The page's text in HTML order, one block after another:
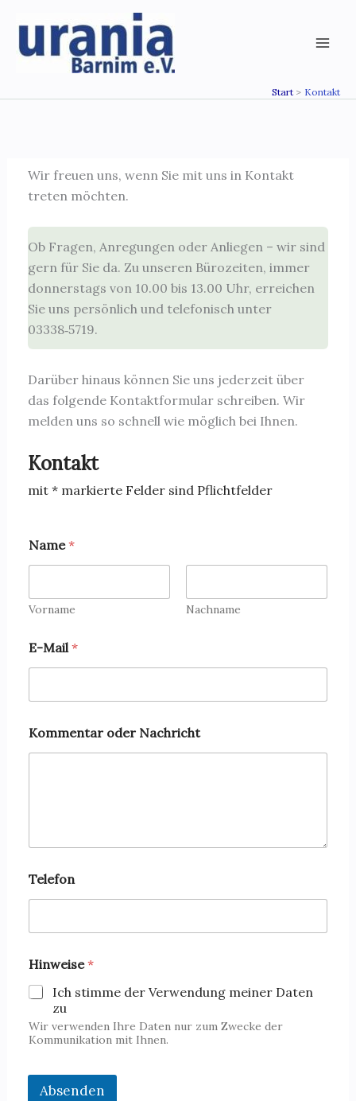
Inhalt
springen
Start Kontakt
Wir freuen uns, wenn Sie mit uns in Kontakt
treten möchten.
Ob Fragen, Anregungen oder Anliegen – wir sind
gern für Sie da. Zu unseren Bürozeiten, immer
donnerstags von 10.00 bis 13.00 Uhr, erreichen
Sie uns persönlich und telefonisch unter
03338‑5719.
Darüber hinaus können Sie uns jederzeit über
das folgende Kontaktformular schreiben. Wir
melden uns so schnell wie möglich bei Ihnen.
Kontakt
mit * markierte Felder sind Pflichtfelder
e
l
o
o
m
e
t
r
Name*
Vorname Nachname
E-Mail *
Kommentar oder Nachricht
Telefon
Hinweise*
Ich stimme der Verwendung meiner Daten
zu
Wir verwenden Ihre Daten nur zum Zwecke der
Kommunikation mit Ihnen.
Absenden